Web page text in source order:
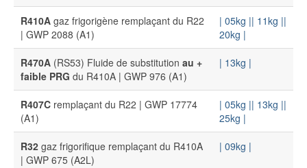
R410A gaz frigorigène remplaçant du R22
| GWP 2088 (A1)
| 05kg || 11kg ||
20kg |
R470A (RS53) Fluide de substitution au +
faible PRG du R410A | GWP 976 (A1)
| 13kg |
R407C remplaçant du R22 | GWP 17774
(A1)
| 05kg || 13kg ||
25kg |
R32 gaz frigorifique remplaçant du R410A
| GWP 675 (A2L)
| 09kg |